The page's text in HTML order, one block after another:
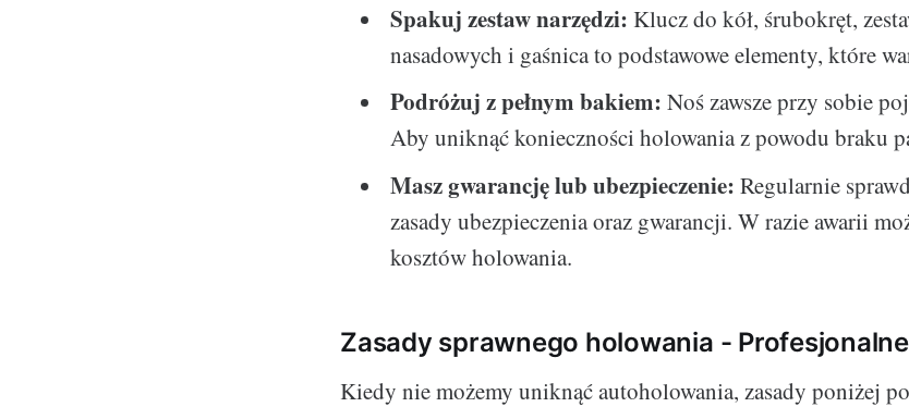
Spakuj zestaw narzędzi:Klucz do kół, śrubokręt,
nasadowych i gaśnica to podstawowe elementy, które
Podróżuj z pełnym bakiem:Noś zawsze przy sobie
Aby uniknąć konieczności holowania z powodu braku
Masz gwarancję lub ubezpieczenie:Regularnie
zasady ubezpieczenia oraz gwarancji. W razie awarii
kosztów holowania.
Zasady sprawnego holowania -
Kiedy nie możemy uniknąć autoholowania, zasady poniżej